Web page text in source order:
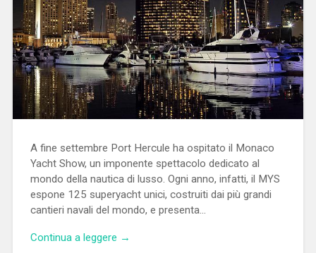
A fine settembre Port Hercule ha ospitato il Monaco
Yacht Show, un imponente spettacolo dedicato al
mondo della nautica di lusso. Ogni anno, infatti, il MYS
espone 125 superyacht unici, costruiti dai più grandi
cantieri navali del mondo, e presenta…
Continua a leggere →